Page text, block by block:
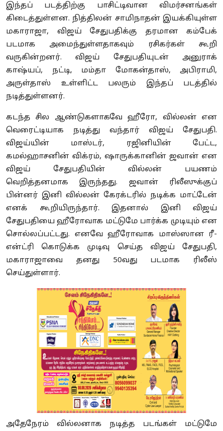
இந்தப் படத்திற்கு பாசிட்டிவான விமர்சனங்கள்
கிடைத்துள்ளன. நித்திலன் சாமிநாதன் இயக்கியுள்ள
மகாராஜா, விஜய் சேதுபதிக்கு தரமான கம்பேக்
படமாக அமைந்துள்ளதாகவும் ரசிகர்கள் கூறி
வருகின்றனர். விஜய் சேதுபதியுடன் அனுராக்
காஷ்யப், நட்டி, மம்தா மோகன்தாஸ், அபிராமி,
அருள்தாஸ் உள்ளிட்ட பலரும் இந்தப் படத்தில்
நடித்துள்ளனர்.
கடந்த சில ஆண்டுகளாகவே ஹீரோ, வில்லன் என
வெரைட்டியாக நடித்து வந்தார் விஜய் சேதுபதி.
விஜய்யின் மாஸ்டர், ரஜினியின் பேட்ட,
கமல்ஹாசனின் விக்ரம், ஷாருக்கானின் ஜவான் என
விஜய் சேதுபதியின் வில்லன் பயணம்
வெறித்தனமாக இருந்தது. ஜவான் ரிலீஸுக்குப்
பின்னர் இனி வில்லன் கேரக்டரில் நடிக்க மாட்டேன்
எனக் கூறியிருந்தார். இதனால் இனி விஜய்
சேதுபதியை ஹீரோவாக மட்டுமே பார்க்க முடியும் என
சொல்லப்பட்டது. எனவே ஹீரோவாக மாஸ்ஸான ரீ-
என்ட்ரி கொடுக்க முடிவு செய்த விஜய் சேதுபதி,
மகாராஜாவை தனது 50வது படமாக ரிலீஸ்
செய்துள்ளார்.
அதேநேரம் வில்லனாக நடித்த படங்கள் மட்டுமே